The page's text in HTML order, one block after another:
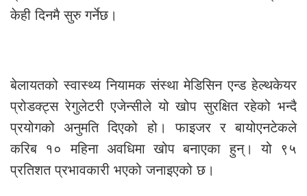
केही दिनमै सुरु गर्नेछ।
बेलायतको स्वास्थ्य नियामक संस्था मेडिसिन एन्ड हेल्थकेयर
प्रोडक्ट्स रेगुलेटरी एजेन्सीले यो खोप सुरक्षित रहेको भन्दै
प्रयोगको अनुमति दिएको हो। फाइजर र बायोएनटेकले
करिब १० महिना अवधिमा खोप बनाएका हुन्। यो ९५
प्रतिशत प्रभावकारी भएको जनाइएको छ।